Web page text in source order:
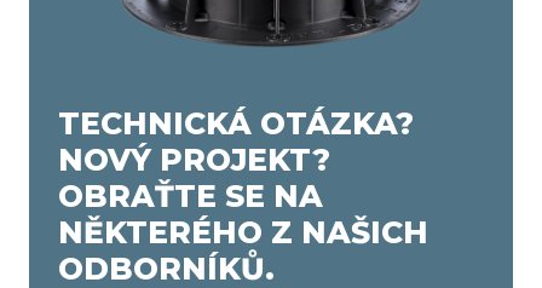
TECHNICKÁ OTÁZKA?
NOVÝ PROJEKT?
OBRAŤTE SE NA
NĚKTERÉHO Z NAŠICH
ODBORNÍKŮ.